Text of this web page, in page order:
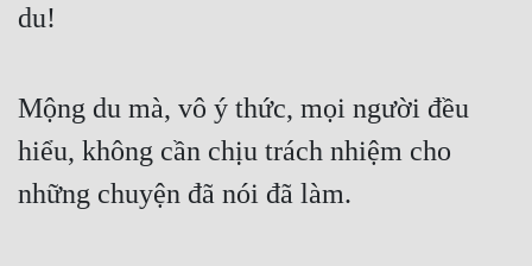
du!
Mộng du mà, vô ý thức, mọi người đều
hiểu, không cần chịu trách nhiệm cho
những chuyện đã nói đã làm.